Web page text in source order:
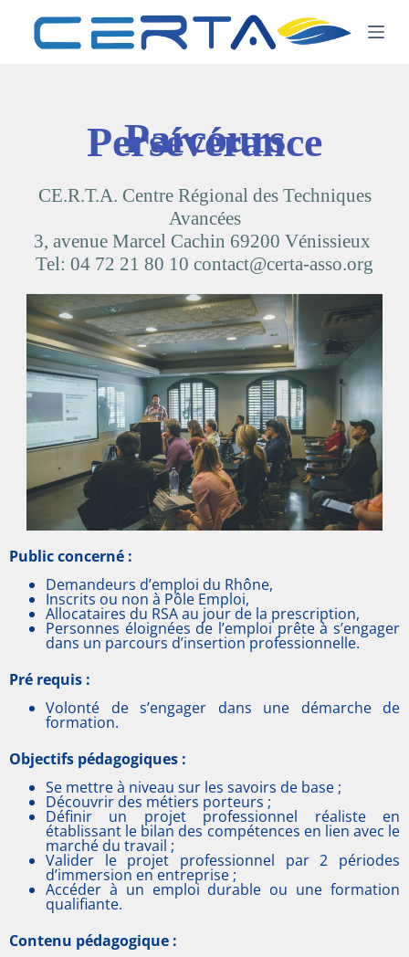
Parcours
Persévérance
CE.R.T.A. Centre Régional des Techniques
Avancées
3, avenue Marcel Cachin 69200 Vénissieux
Tel: 04 72 21 80 10 contact@certa-asso.org
Public concerné :
Demandeurs d’emploi du Rhône,
Inscrits ou non à Pôle Emploi,
Allocataires du RSA au jour de la prescription,
Personnes éloignées de l’emploi prête à s’engager
dans un parcours d’insertion professionnelle.
Pré requis :
Volonté de s’engager dans une démarche de
formation.
Objectifs pédagogiques :
Se mettre à niveau sur les savoirs de base ;
Découvrir des métiers porteurs ;
Définir un projet professionnel réaliste en
établissant le bilan des compétences en lien avec le
marché du travail ;
Valider le projet professionnel par 2 périodes
d’immersion en entreprise ;
Accéder à un emploi durable ou une formation
qualifiante.
Contenu pédagogique :